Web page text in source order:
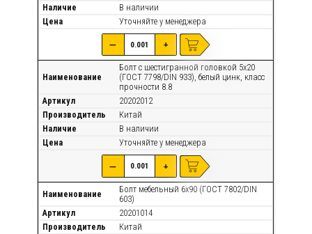
Наличие
В наличии
Цена
Уточняйте у менеджера
— +
Наименование
Болт с шестигранной головкой 5х20
(ГОСТ 7798/DIN 933), белый цинк, класс
прочности 8.8
Артикул
20202012
Производитель
Китай
Наличие
В наличии
Цена
Уточняйте у менеджера
— +
Наименование
Болт мебельный 6х90 (ГОСТ 7802/DIN
603)
Артикул
20201014
Производитель
Китай